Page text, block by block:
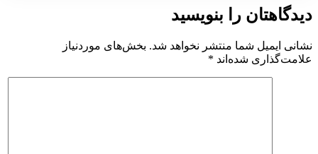
دیدگاهتان را بنویسید
نشانی ایمیل شما منتشر نخواهد شد. بخش‌های موردنیاز
علامت‌گذاری شده‌اند *